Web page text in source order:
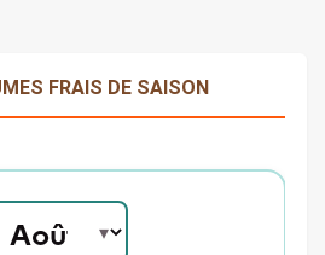
FRAIS DE SAISON